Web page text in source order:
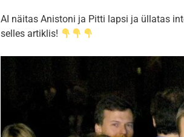
AI näitas Anistoni ja Pitti lapsi ja üllatas
selles artiklis!